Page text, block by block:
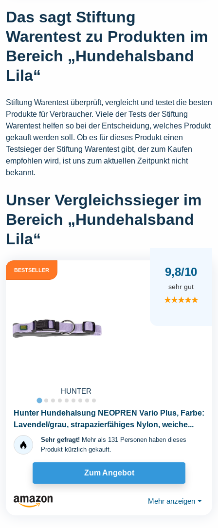
Das sagt Stiftung
Warentest zu Produkten im
Bereich „Hundehalsband
Lila“
Stiftung Warentest überprüft, vergleicht und testet die besten
Produkte für Verbraucher. Viele der Tests der Stiftung
Warentest helfen so bei der Entscheidung, welches Produkt
gekauft werden soll. Ob es für dieses Produkt einen
Testsieger der Stiftung Warentest gibt, der zum Kaufen
empfohlen wird, ist uns zum aktuellen Zeitpunkt nicht
bekannt.
Unser Vergleichssieger im
Bereich „Hundehalsband
Lila“
BESTSELLER
HUNTER
9,8/10
sehr gut
★★★★★
Hunter Hundehalsung NEOPREN Vario Plus, Farbe:
Lavendel/grau, strapazierfähiges Nylon, weiche...
Sehr gefragt! Mehr als 131 Personen haben dieses
Produkt kürzlich gekauft.
Zum Angebot
Mehr anzeigen ⏷